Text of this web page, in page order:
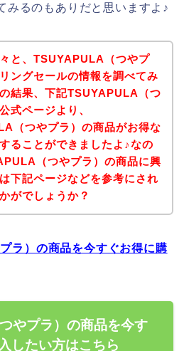
みるのもありだと思いますよ♪
と、TSUYAPULA（つやプ
ングセールの情報を調べてみ
結果、下記TSUYAPULA（つ
式ページより、
（つやプラ）の商品がお得な
ることができましたよ♪なの
（つやプラ）の商品に興
下記ページなどを参考にされ
がでしょうか？
ラ）の商品を今すぐお得に購
やプラ）の商品を今す
したい方はこちら